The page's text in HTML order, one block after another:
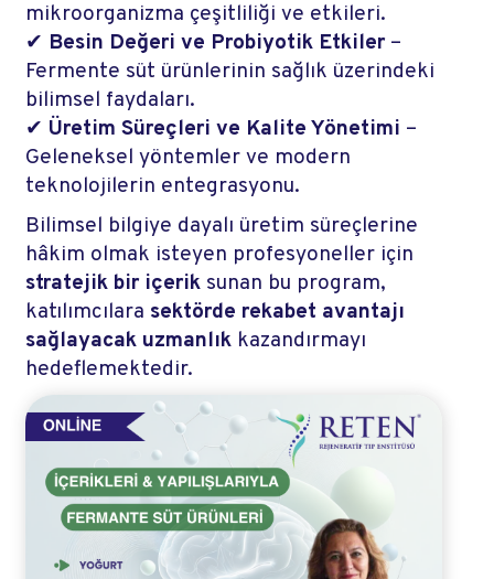
mikroorganizma çeşitliliği ve etkileri.
✔ Besin Değeri ve Probiyotik Etkiler –
Fermente süt ürünlerinin sağlık üzerindeki
bilimsel faydaları.
✔ Üretim Süreçleri ve Kalite Yönetimi –
Geleneksel yöntemler ve modern
teknolojilerin entegrasyonu.
Bilimsel bilgiye dayalı üretim süreçlerine
hâkim olmak isteyen profesyoneller için
stratejik bir içerik sunan bu program,
katılımcılara sektörde rekabet avantajı
sağlayacak uzmanlık kazandırmayı
hedeflemektedir.